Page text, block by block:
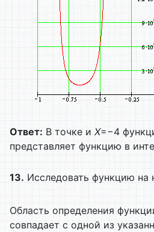
Ответ: В точке и X=−4
представляет функцию в
13. Исследовать функцию на
Область определения
совпадает с одной из